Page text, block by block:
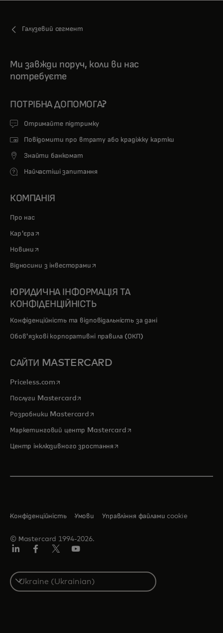
Галузевий сегмент
Ми завжди поруч, коли ви нас
потребуєте
ПОТРІБНА ДОПОМОГА?
Отримайте підтримку
Повідомити про втрату або крадіжку картки
Знайти банкомат
Найчастіші запитання
КОМПАНІЯ
Про нас
Кар'єра opens in a new tab
Новини opens in a new tab
Відносини з інвесторамиopens in a new tab
ЮРИДИЧНА ІНФОРМАЦІЯ ТА
КОНФІДЕНЦІЙНІСТЬ
Конфіденційність та відповідальність за дані
Обов'язкові корпоративні правила (ОКП)
САЙТИ MASTERCARD
Priceless.com opens in a new tab
Послуги Mastercardopens in a new tab
Розробники Mastercard opens in a new tab
Маркетинговий центр Mastercardopens in a new tab
Центр інклюзивного зростання opens in a new tab
© Мastercard 1994-2026.
Конфіденційність Умови Управління файлами cookie
Select
a
country